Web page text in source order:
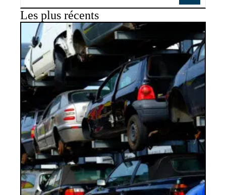
Les plus récents